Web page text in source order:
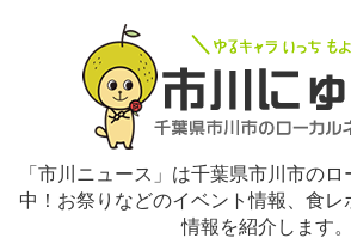
「市川ニュース」は千葉県市川市の
中！お祭りなどのイベント情報、食レ
情報を紹介します。